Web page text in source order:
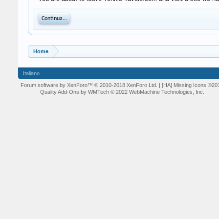
Continua...
Home
Italiano
Forum software by XenForo™ © 2010-2018 XenForo Ltd. | [HA] Missing Icons
Quality Add-Ons by WMTech © 2022 WebMachine Technologies, Inc.